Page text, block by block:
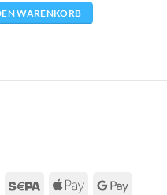
WARENKORB
American Sepa
Apple
Google